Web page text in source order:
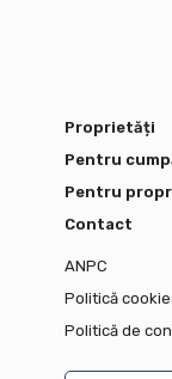
Proprietăți
Pentru
Pentru
Contact
ANPC
Politică
Politică de